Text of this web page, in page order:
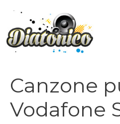
contenuto
Canzone
Vodafone